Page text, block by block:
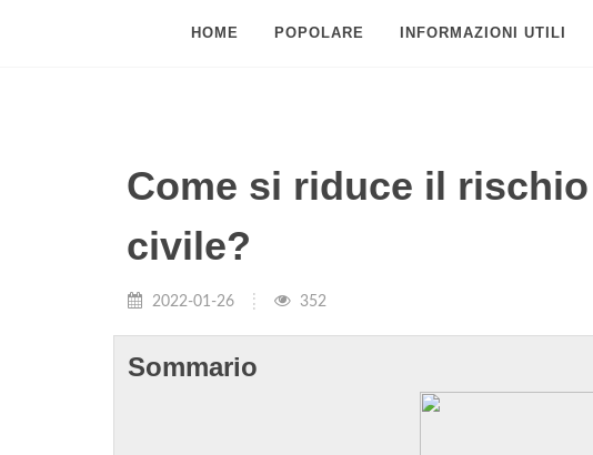
HOME POPOLARE INFORMAZIONI UTILI
Come si riduce il
civile?
2022-01-26 352
Sommario